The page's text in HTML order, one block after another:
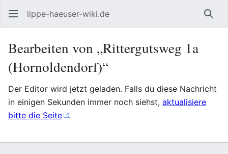
lippe-haeuser-wiki.de
Bearbeiten von „Rittergutsweg 1a
(Hornoldendorf)“
Der Editor wird jetzt geladen. Falls du diese Nachricht
in einigen Sekunden immer noch siehst, aktualisiere
bitte die Seite
.